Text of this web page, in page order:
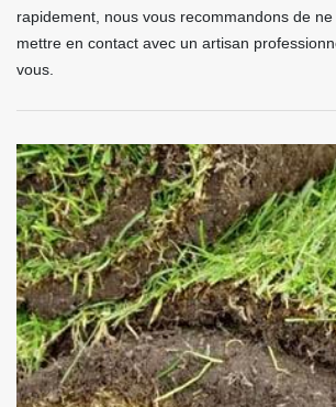
rapidement, nous vous recommandons de
mettre en contact avec un artisan
vous.